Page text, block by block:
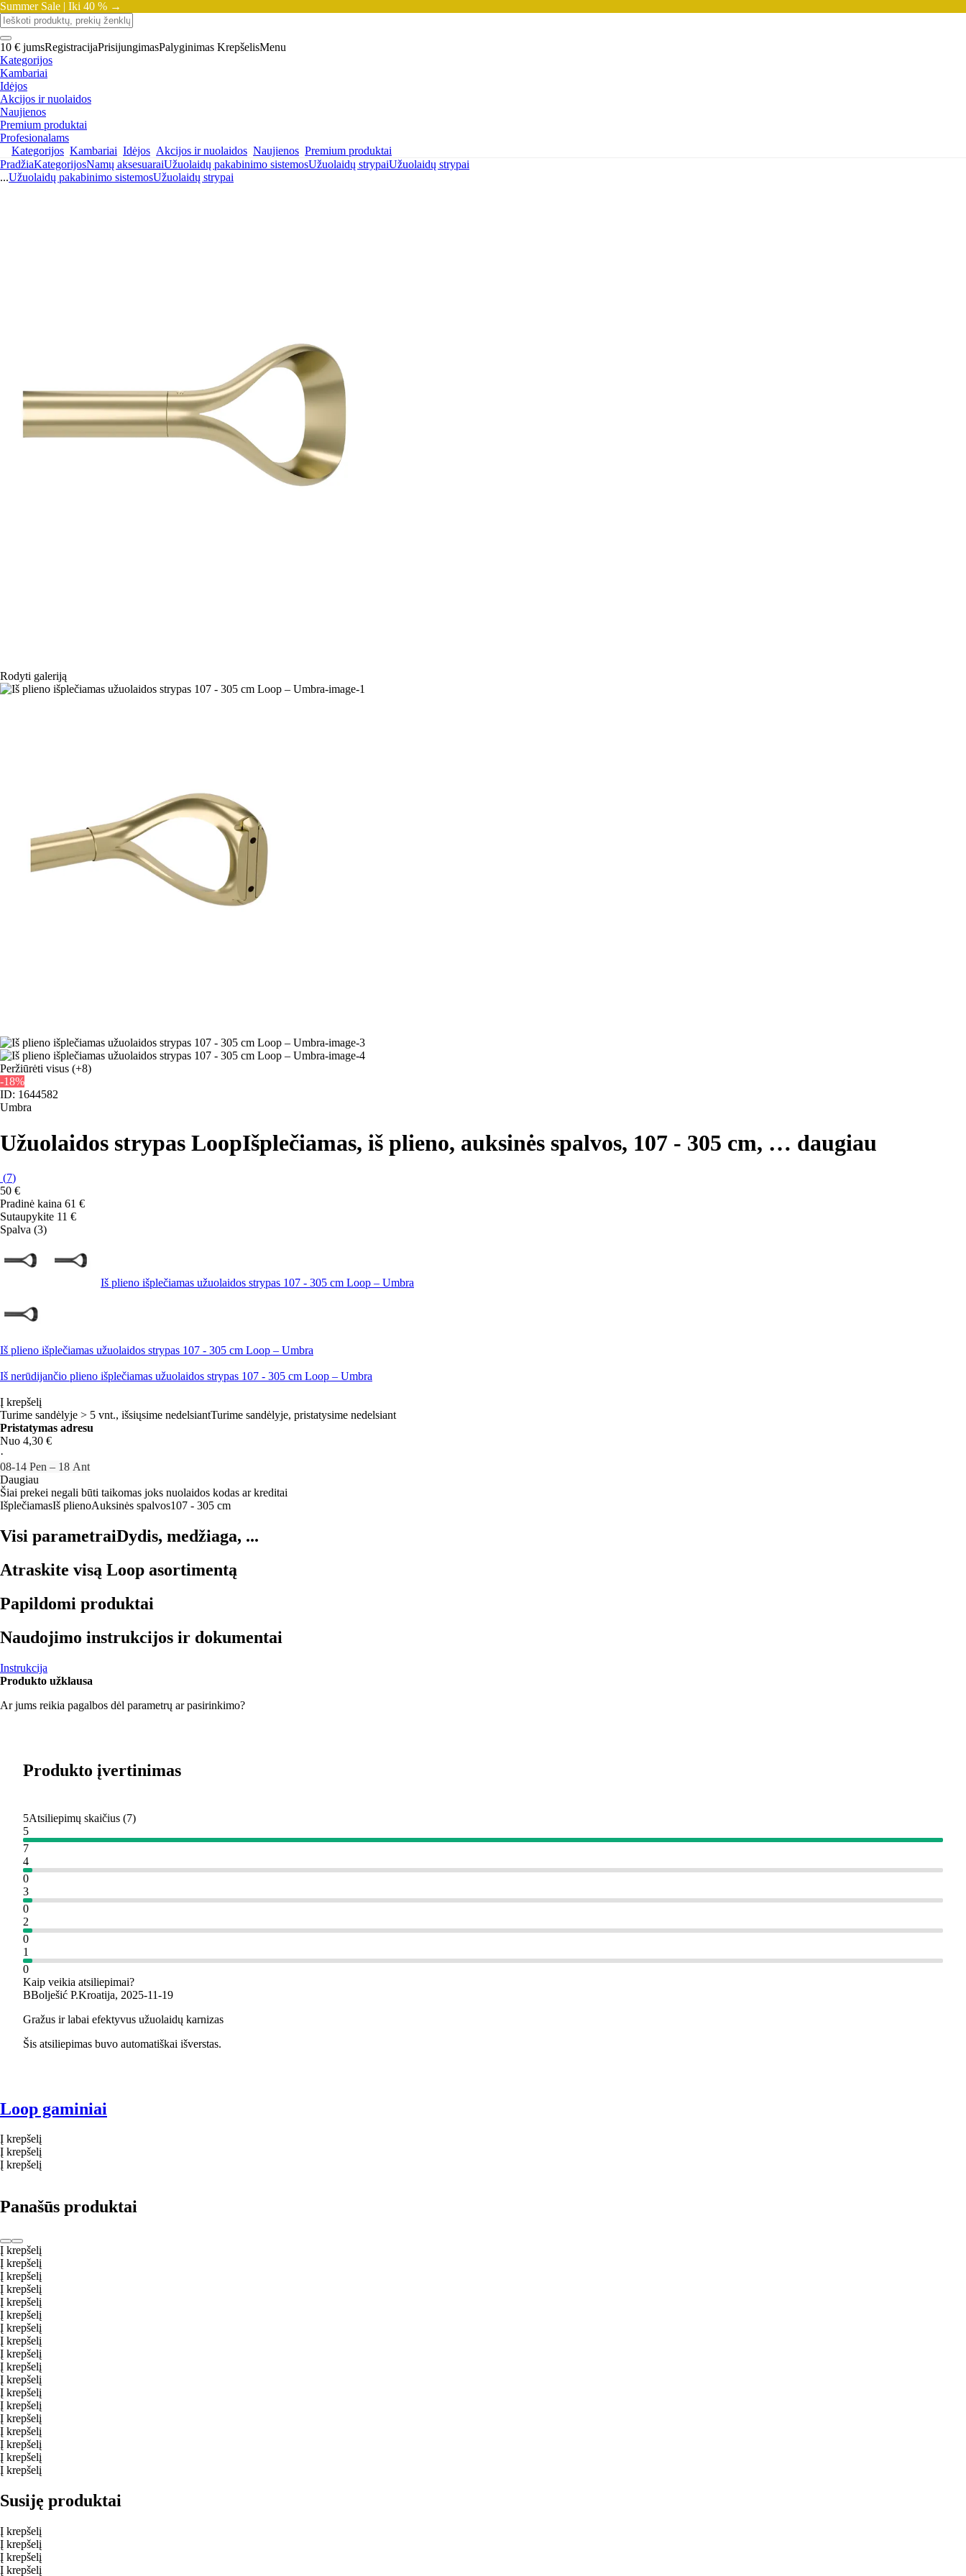
Summer Sale | Iki 40 % →
10 € jumsRegistracijaPrisijungimasPalyginimas KrepšelisMenu
Kategorijos
Kambariai
Idėjos
Akcijos ir nuolaidos
Naujienos
Premium produktai
Profesionalams
Kategorijos Kambariai Idėjos Akcijos ir nuolaidos Naujienos Premium produktai
PradžiaKategorijosNamų aksesuaraiUžuolaidų pakabinimo sistemosUžuolaidų strypaiUžuolaidų strypai
...Užuolaidų pakabinimo sistemosUžuolaidų strypai
Rodyti galeriją
Peržiūrėti visus (+8)
-18%
ID: 1644582
Umbra
Užuolaidos strypas LoopIšplečiamas, iš plieno, auksinės spalvos, 107 - 305 cm, … daugiau
(7)
50 €
Pradinė kaina 61 €
Sutaupykite 11 €
Spalva (3)
Iš plieno išplečiamas užuolaidos strypas 107 - 305 cm Loop – Umbra
Iš plieno išplečiamas užuolaidos strypas 107 - 305 cm Loop – Umbra
Iš nerūdijančio plieno išplečiamas užuolaidos strypas 107 - 305 cm Loop – Umbra
Į krepšelį
Turime sandėlyje > 5 vnt., išsiųsime nedelsiantTurime sandėlyje, pristatysime nedelsiant
Pristatymas adresu
Nuo 4,30 €
·
08‑14 Pen – 18 Ant
Daugiau
Šiai prekei negali būti taikomas joks nuolaidos kodas ar kreditai
IšplečiamasIš plienoAuksinės spalvos107 - 305 cm
Visi parametraiDydis, medžiaga, ...
Atraskite visą Loop asortimentą
Papildomi produktai
Naudojimo instrukcijos ir dokumentai
Instrukcija
Produkto užklausa
Ar jums reikia pagalbos dėl parametrų ar pasirinkimo?
Produkto įvertinimas
5Atsiliepimų skaičius (7)
5
7
4
0
3
0
2
0
1
0
Kaip veikia atsiliepimai?
BBolješić P.Kroatija, 2025‑11‑19
Gražus ir labai efektyvus užuolaidų karnizas
Šis atsiliepimas buvo automatiškai išverstas.
Loop gaminiai
Į krepšelį
Į krepšelį
Į krepšelį
Panašūs produktai
Į krepšelį
Į krepšelį
Į krepšelį
Į krepšelį
Į krepšelį
Į krepšelį
Į krepšelį
Į krepšelį
Į krepšelį
Į krepšelį
Į krepšelį
Į krepšelį
Į krepšelį
Į krepšelį
Į krepšelį
Į krepšelį
Į krepšelį
Į krepšelį
Susiję produktai
Į krepšelį
Į krepšelį
Į krepšelį
Į krepšelį